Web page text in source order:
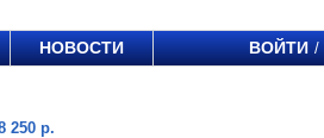
НОВОСТИ ВОЙТИ /
250 р.